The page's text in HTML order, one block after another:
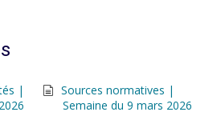
|
Sources normatives |
Semaine du 9 mars 2026